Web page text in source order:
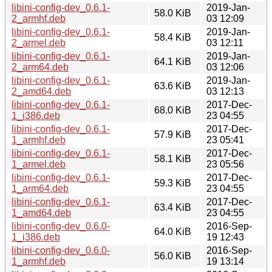
libini-config-dev_0.6.1-
2_armhf.deb
58.0 KiB
2019-Jan-
03 12:09
libini-config-dev_0.6.1-
2_armel.deb
58.4 KiB
2019-Jan-
03 12:11
libini-config-dev_0.6.1-
2_arm64.deb
64.1 KiB
2019-Jan-
03 12:06
libini-config-dev_0.6.1-
2_amd64.deb
63.6 KiB
2019-Jan-
03 12:13
libini-config-dev_0.6.1-
1_i386.deb
68.0 KiB
2017-Dec-
23 04:55
libini-config-dev_0.6.1-
1_armhf.deb
57.9 KiB
2017-Dec-
23 05:41
libini-config-dev_0.6.1-
1_armel.deb
58.1 KiB
2017-Dec-
23 05:56
libini-config-dev_0.6.1-
1_arm64.deb
59.3 KiB
2017-Dec-
23 04:55
libini-config-dev_0.6.1-
1_amd64.deb
63.4 KiB
2017-Dec-
23 04:55
libini-config-dev_0.6.0-
1_i386.deb
64.0 KiB
2016-Sep-
19 12:43
libini-config-dev_0.6.0-
1_armhf.deb
56.0 KiB
2016-Sep-
19 13:14